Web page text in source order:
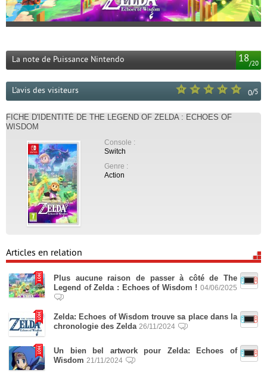
18/20
La note de Puissance Nintendo
0/5
L'avis des visiteurs
FICHE D'IDENTITÉ DE THE LEGEND OF ZELDA : ECHOES OF
WISDOM
Console :
Switch
Genre :
Action
Articles en relation
Plus aucune raison de passer à côté de The
Legend of Zelda : Echoes of Wisdom ! 04/06/2025
Zelda: Echoes of Wisdom trouve sa place dans la
chronologie des Zelda 26/11/2024
Un bien bel artwork pour Zelda: Echoes of
Wisdom 21/11/2024